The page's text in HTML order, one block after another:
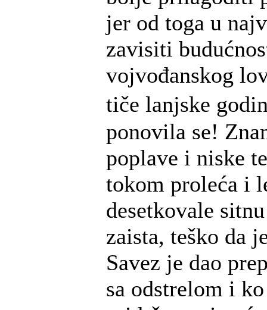
jer od toga u
zavisiti
vojvođanskog
tiče lanjske
ponovila se!
poplave i niske
tokom proleća i
desetkovale
zaista, teško da
Savez je dao
sa odstrelom i